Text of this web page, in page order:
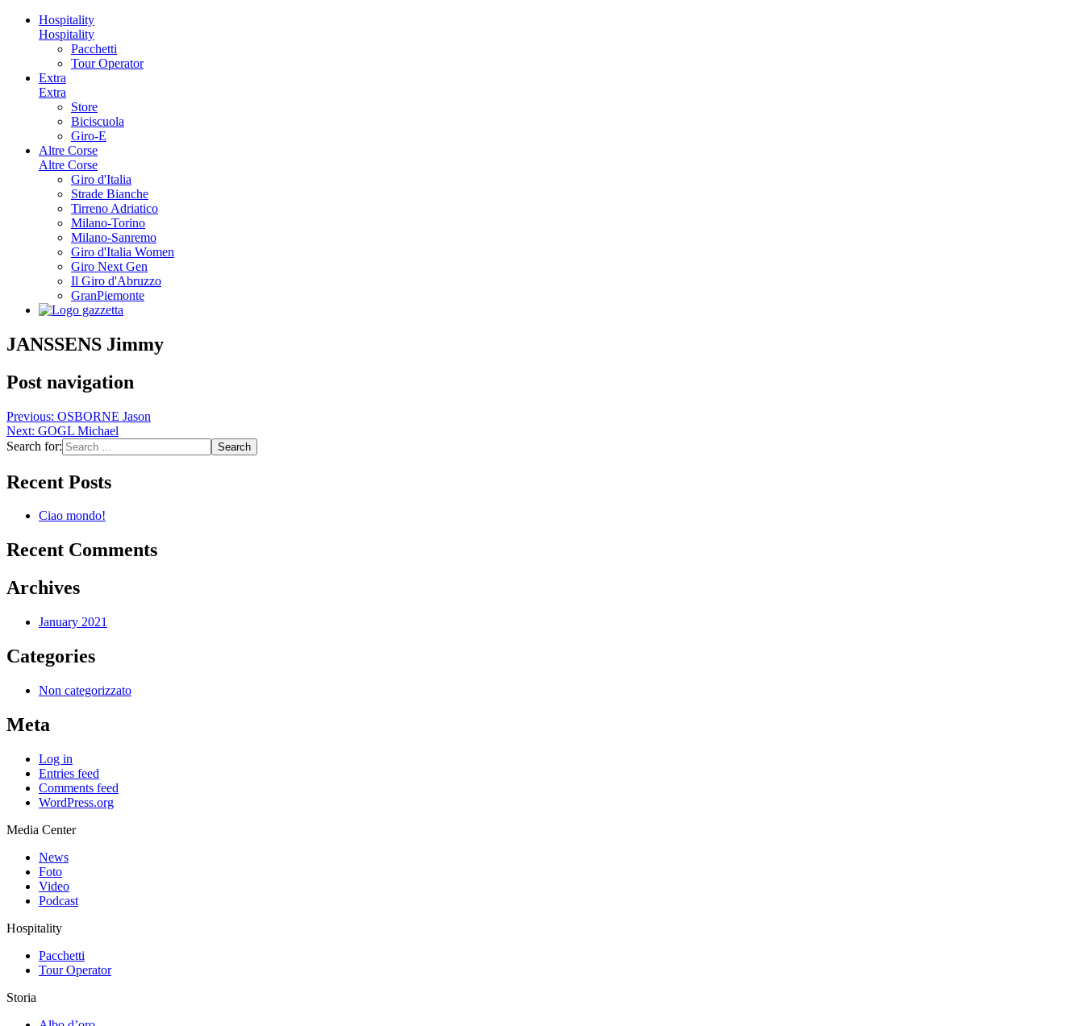
Hospitality
Hospitality
Pacchetti
Tour Operator
Extra
Extra
Store
Biciscuola
Giro-E
Altre Corse
Altre Corse
Giro d'Italia
Strade Bianche
Tirreno Adriatico
Milano-Torino
Milano-Sanremo
Giro d'Italia Women
Giro Next Gen
Il Giro d'Abruzzo
GranPiemonte
JANSSENS Jimmy
Post navigation
Previous: OSBORNE Jason
Next: GOGL Michael
Search for:
Recent Posts
Ciao mondo!
Recent Comments
Archives
January 2021
Categories
Non categorizzato
Meta
Log in
Entries feed
Comments feed
WordPress.org
Media Center
News
Foto
Video
Podcast
Hospitality
Pacchetti
Tour Operator
Storia